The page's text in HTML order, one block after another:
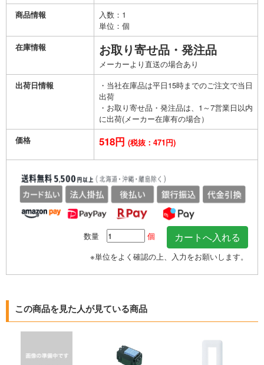
商品情報
入数：1
単位：個
在庫情報
お取り寄せ品・発注品
メーカーより直送の場合あり
出荷日情報
・当社在庫品は平日15時までのご注文で当日
出荷
・お取り寄せ品・発注品は、1～7営業日以内
に出荷(メーカー在庫有の場合）
価格
518円 (税抜：471円)
数量
個
※単位をよく確認の上、入力をお願いします。
この商品を見た人が見ている商品